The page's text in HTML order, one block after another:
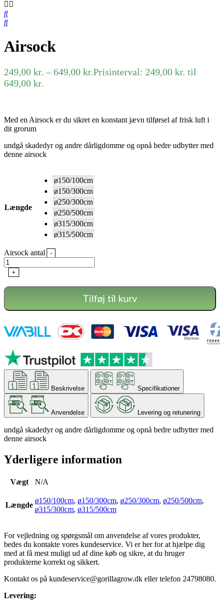
Airsock
249,00 kr. – 649,00 kr.Prisinterval: 249,00 kr. til
649,00 kr.
Med en Airsock er du sikret en konstant jævn tilførsel af frisk luft i
dit grorum
undgå skadedyr og andre dårligdomme og opnå bedre udbytter med
denne airsock
Længde
ø150/100cm
ø150/300cm
ø250/300cm
ø250/500cm
ø315/300cm
ø315/500cm
Airsock antal -
+
Tilføj til kurv
Beskrivelse Specifikationer
Anvendelse Levering og retunering
undgå skadedyr og andre dårligdomme og opnå bedre udbytter med
denne airsock
Yderligere information
Vægt N/A
Længde
ø150/100cm, ø150/300cm, ø250/300cm, ø250/500cm,
ø315/300cm, ø315/500cm
For vejledning og spørgsmål om anvendelse af vores produkter,
bedes du kontakte vores kundeservice. Vi er her for at hjælpe dig
med at få mest muligt ud af dine køb og sikre, at du bruger
produkterne korrekt og sikkert.
Kontakt os på kundeservice@gorillagrow.dk eller telefon 24798080.
Levering: